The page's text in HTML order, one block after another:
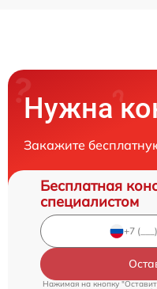
Нужна
Закажите
Бесплатная
специалистом
Нажимая на кнопку